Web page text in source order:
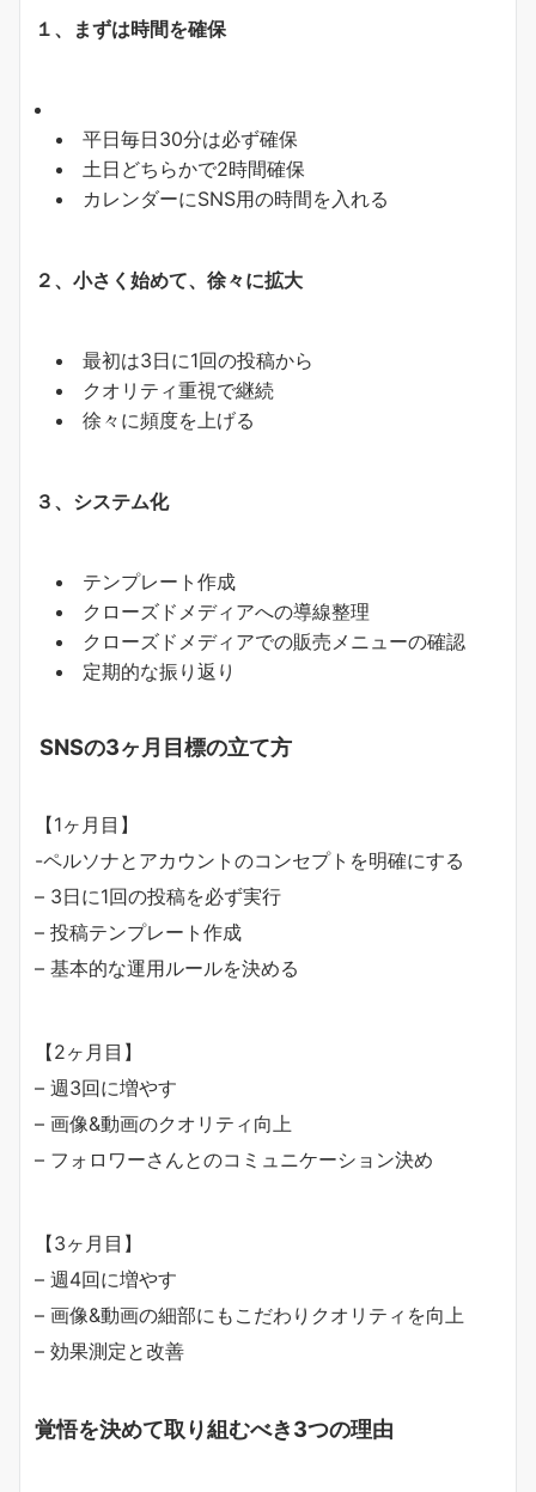
１、まずは時間を確保
平日毎日30分は必ず確保
土日どちらかで2時間確保
カレンダーにSNS用の時間を入れる
２、小さく始めて、徐々に拡大
最初は3日に1回の投稿から
クオリティ重視で継続
徐々に頻度を上げる
３、システム化
テンプレート作成
クローズドメディアへの導線整理
クローズドメディアでの販売メニューの確認
定期的な振り返り
SNSの3ヶ月目標の立て方
【1ヶ月目】
-ペルソナとアカウントのコンセプトを明確にする
– 3日に1回の投稿を必ず実行
– 投稿テンプレート作成
– 基本的な運用ルールを決める
【2ヶ月目】
– 週3回に増やす
– 画像&動画のクオリティ向上
– フォロワーさんとのコミュニケーション決め
【3ヶ月目】
– 週4回に増やす
– 画像&動画の細部にもこだわりクオリティを向上
– 効果測定と改善
覚悟を決めて取り組むべき3つの理由